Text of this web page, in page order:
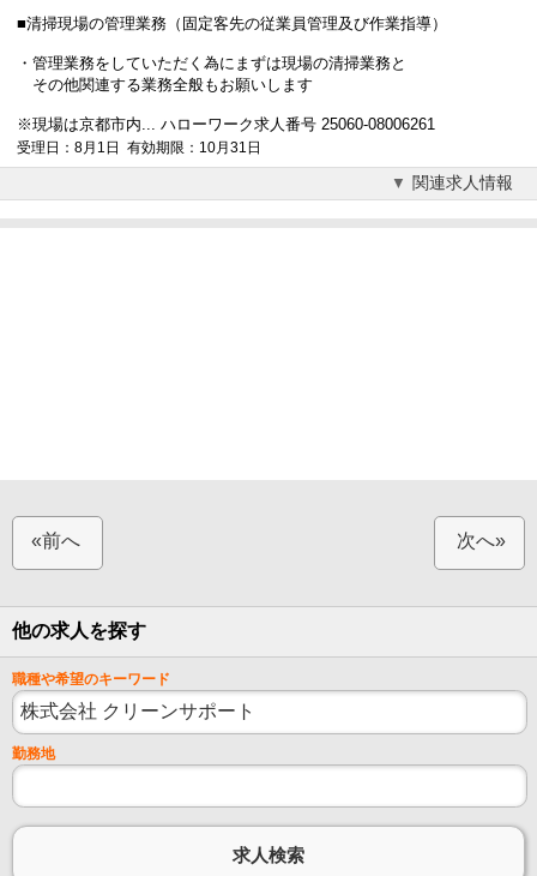
■清掃現場の管理業務（固定客先の従業員管理及び作業指導）
・管理業務をしていただく為にまずは現場の清掃業務と
その他関連する業務全般もお願いします
※現場は京都市内... ハローワーク求人番号 25060-08006261
受理日：8月1日 有効期限：10月31日
関連求人情報
«前へ 次へ»
他の求人を探す
職種や希望のキーワード
勤務地